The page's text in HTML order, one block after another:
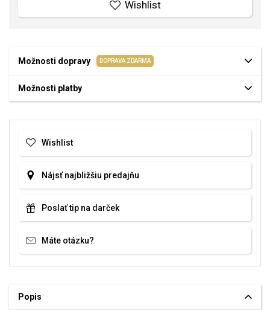
Wishlist
Možnosti dopravy DOPRAVA ZDARMA
Možnosti platby
Wishlist
Nájsť najbližšiu predajňu
Poslať tip na darček
Máte otázku?
Popis